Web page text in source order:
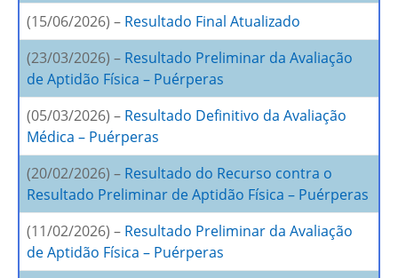
(15/06/2026) – Resultado Final Atualizado
(23/03/2026) – Resultado Preliminar da Avaliação
de Aptidão Física – Puérperas
(05/03/2026) – Resultado Definitivo da Avaliação
Médica – Puérperas
(20/02/2026) – Resultado do Recurso contra o
Resultado Preliminar de Aptidão Física – Puérperas
(11/02/2026) – Resultado Preliminar da Avaliação
de Aptidão Física – Puérperas